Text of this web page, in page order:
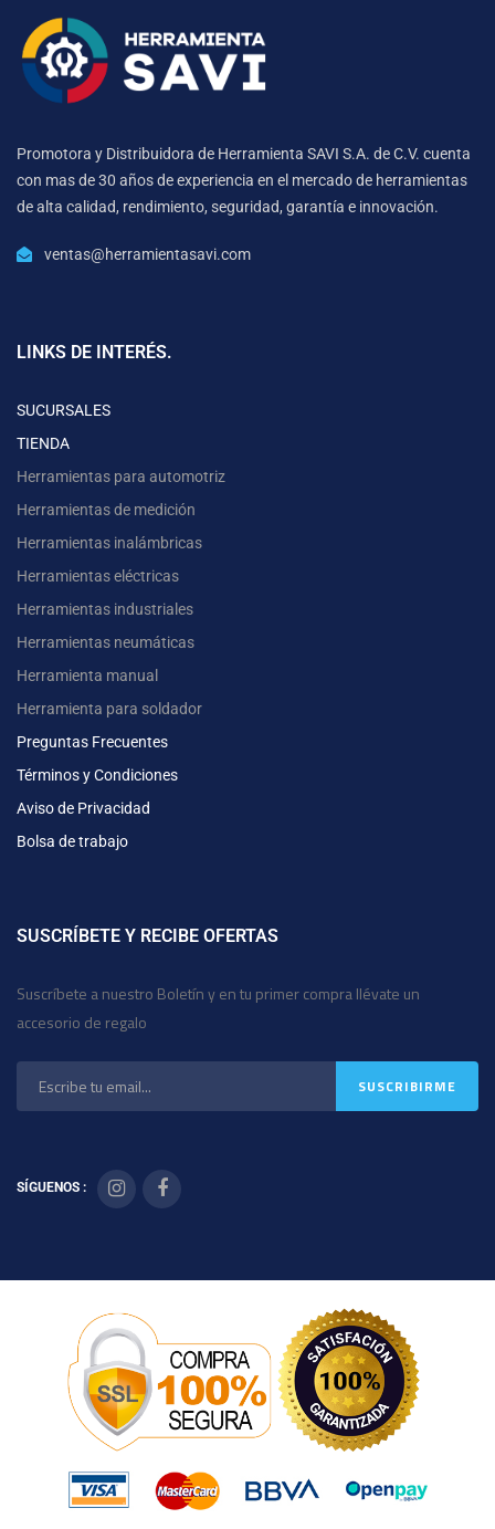
Promotora y Distribuidora de Herramienta SAVI S.A. de C.V. cuenta
con mas de 30 años de experiencia en el mercado de herramientas
de alta calidad, rendimiento, seguridad, garantía e innovación.
ventas@herramientasavi.com
LINKS DE INTERÉS.
SUCURSALES
TIENDA
Herramientas para automotriz
Herramientas de medición
Herramientas inalámbricas
Herramientas eléctricas
Herramientas industriales
Herramientas neumáticas
Herramienta manual
Herramienta para soldador
Preguntas Frecuentes
Términos y Condiciones
Aviso de Privacidad
Bolsa de trabajo
SUSCRÍBETE Y RECIBE OFERTAS
Suscríbete a nuestro Boletín y en tu primer compra llévate un
accesorio de regalo
SÍGUENOS :